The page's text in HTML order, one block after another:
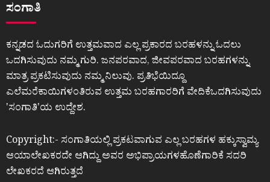
ಸಂಗಾತಿ
ಕನ್ನಡದ ಓದುಗರಿಗೆ ಉತ್ತಮವಾದ ಎಲ್ಲ ಪ್ರಕಾರದ ಬರಹಳನ್ನು ಓದಲು
ಒದಗಿಸುವುದು ನಮ್ಮ ಗುರಿ. ಜನಪರವಾದ, ಜೀವಪರವಾದ ಬರಹಗಳನ್ನು
ಮಾತ್ರ ಪ್ರಕಟಿಸುವುದು ನಮ್ಮ ನಿಲುವು. ಪ್ರತಿಭೆಯಿದ್ದೂ
ಎಲೆಮರೆಕಾಯಿಗಳಂತಿರುವ ಉತ್ತಮ ಬರಹಗಾರರಿಗೆ ವೇದಿಕೆಒದಗಿಸುವುದು
ʼಸಂಗಾತಿʼಯ ಉದ್ದೇಶ.
Copyright:- ಸಂಗಾತಿಯಲ್ಲಿ ಪ್ರಕಟವಾಗುವ ಎಲ್ಲ ಬರಹಗಳ ಹಕ್ಕುಸ್ವಾಮ್ಯ
ಆಯಾಲೇಖಕರದೇ ಆಗಿದ್ದು ಅವರ ಅಭಿಪ್ರಾಯಗಳಹೊಣೆಗಾರಿಕೆ ಸದರಿ
ಲೇಖಕರದೆ ಆಗಿರುತ್ತದೆ